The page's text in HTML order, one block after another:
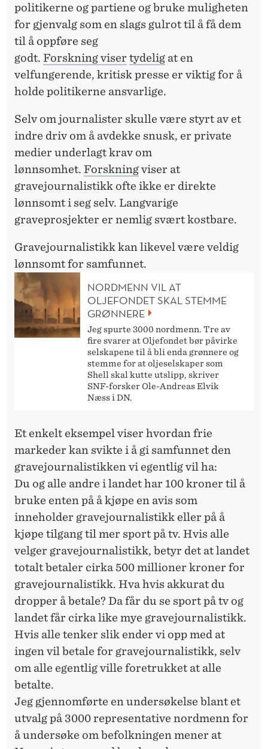
politikerne og partiene og bruke muligheten
for gjenvalg som en slags gulrot til å få dem
til å oppføre seg
godt. Forskningviser tydelig at en
velfungerende, kritisk presse er viktig for å
holde politikerne ansvarlige.
Selv om journalister skulle være styrt av et
indre driv om å avdekke snusk, er private
medier underlagt krav om
lønnsomhet. Forskningviser at
gravejournalistikk ofte ikke er direkte
lønnsomt i seg selv. Langvarige
graveprosjekter er nemlig svært kostbare.
Gravejournalistikk kan likevel være veldig
lønnsomt for samfunnet.
NORDMENN VIL AT
OLJEFONDET SKAL STEMME
GRØNNERE
Jeg spurte 3000 nordmenn. Tre av
fire svarer at Oljefondet bør påvirke
selskapene til å bli enda grønnere og
stemme for at oljeselskaper som
Shell skal kutte utslipp, skriver
SNF-forsker Ole-Andreas Elvik
Næss i DN.
Et enkelt eksempel viser hvordan frie
markeder kan svikte i å gi samfunnet den
gravejournalistikken vi egentlig vil ha:
Du og alle andre i landet har 100 kroner til å
bruke enten på å kjøpe en avis som
inneholder gravejournalistikk eller på å
kjøpe tilgang til mer sport på tv. Hvis alle
velger gravejournalistikk, betyr det at landet
totalt betaler cirka 500 millioner kroner for
gravejournalistikk. Hva hvis akkurat du
dropper å betale? Da får du se sport på tv og
landet får cirka like mye gravejournalistikk.
Hvis alle tenker slik ender vi opp med at
ingen vil betale for gravejournalistikk, selv
om alle egentlig ville foretrukket at alle
betalte.
Jeg gjennomførte en undersøkelse blant et
utvalg på 3000 representative nordmenn for
å undersøke om befolkningen mener at